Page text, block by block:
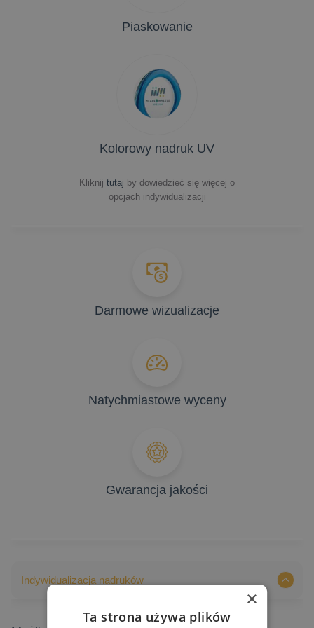
Piaskowanie
Kolorowy nadruk UV
Kliknij tutaj by dowiedzieć się więcej o
opcjach indywidualizacji
Darmowe wizualizacje
Natychmiastowe wyceny
Gwarancja jakości
Indywidualizacja nadruków
×
Ta strona używa plików